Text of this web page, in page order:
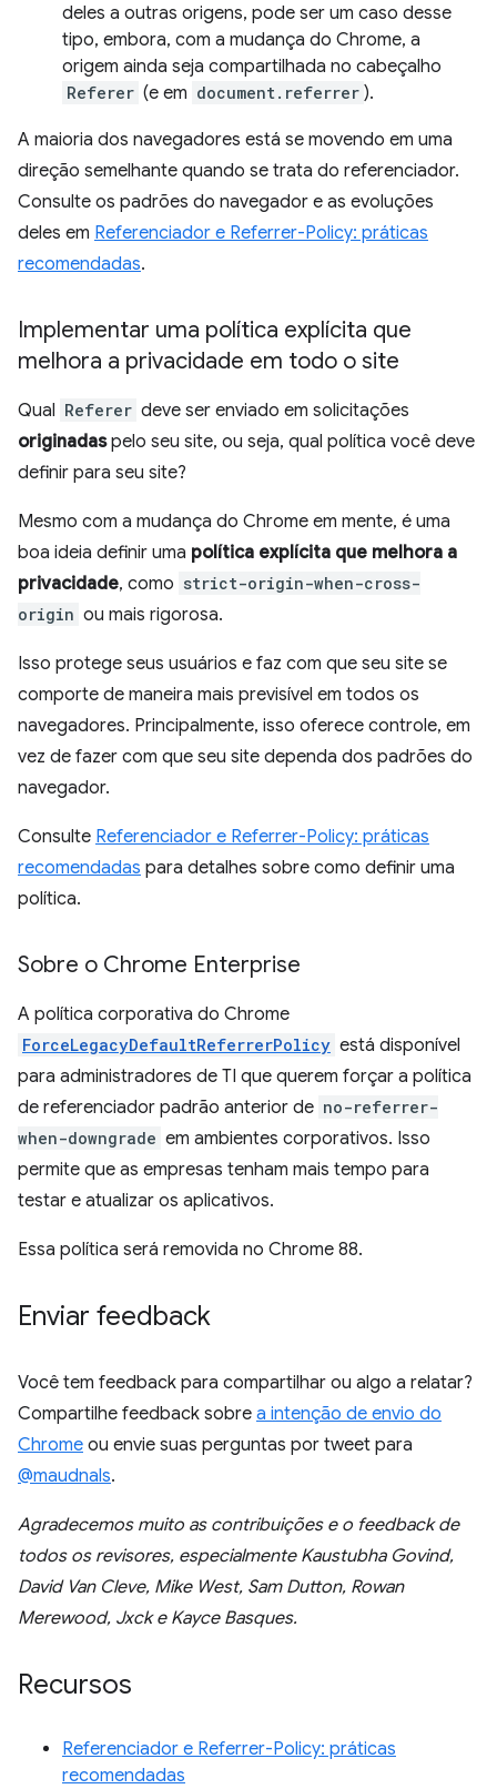
deles a outras origens, pode ser um caso desse
tipo, embora, com a mudança do Chrome, a
origem ainda seja compartilhada no cabeçalho
Referer (e em document.referrer ).
A maioria dos navegadores está se movendo em uma
direção semelhante quando se trata do referenciador.
Consulte os padrões do navegador e as evoluções
deles em Referenciador e Referrer-Policy: práticas
recomendadas.
Implementar uma política explícita que
melhora a privacidade em todo o site
Qual Referer deve ser enviado em solicitações
originadaspelo seu site, ou seja, qual política você deve
definir para seu site?
Mesmo com a mudança do Chrome em mente, é uma
boa ideia definir uma política explícita que melhora a
privacidade, como strict-origin-when-cross-
origin ou mais rigorosa.
Isso protege seus usuários e faz com que seu site se
comporte de maneira mais previsível em todos os
navegadores. Principalmente, isso oferece controle, em
vez de fazer com que seu site dependa dos padrões do
navegador.
Consulte Referenciador e Referrer-Policy: práticas
recomendadas para detalhes sobre como definir uma
política.
Sobre o Chrome Enterprise
A política corporativa do Chrome
ForceLegacyDefaultReferrerPolicy está disponível
para administradores de TI que querem forçar a política
de referenciador padrão anterior de no-referrer-
when-downgrade em ambientes corporativos. Isso
permite que as empresas tenham mais tempo para
testar e atualizar os aplicativos.
Essa política será removida no Chrome 88.
Enviar feedback
Você tem feedback para compartilhar ou algo a relatar?
Compartilhe feedback sobre a intenção de envio do
Chrome ou envie suas perguntas por tweet para
@maudnals.
Agradecemos muito as contribuições e o feedback de
todos os revisores, especialmente Kaustubha Govind,
David Van Cleve, Mike West, Sam Dutton, Rowan
Merewood, Jxck e Kayce Basques.
Recursos
Referenciador e Referrer-Policy: práticas
recomendadas